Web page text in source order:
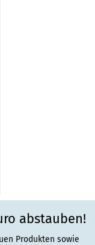
abstauben!
Produkten sowie